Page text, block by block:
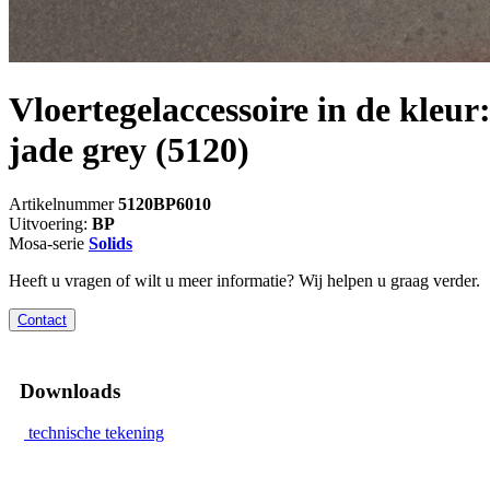
Vloertegelaccessoire in de kleur:
jade grey (5120)
Artikelnummer5120BP6010
Uitvoering: BP
Mosa-serie Solids
Heeft u vragen of wilt u meer informatie? Wij helpen u graag verder.
Contact
Downloads
technische tekening